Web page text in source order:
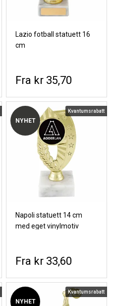
Lazio fotball statuett 16
cm
kr 35,70
NYHET
Kvantumsrabatt
Napoli statuett 14 cm
med eget vinylmotiv
kr 33,60
NYHET
Kvantumsrabatt